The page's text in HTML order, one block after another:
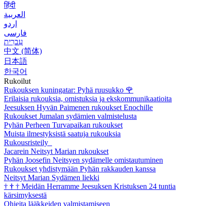
हिंदी
العربية
اردو
فارسی
עִברִית
中文 (简体)
日本語
한국어
Rukoilut
Rukouksen kuningatar: Pyhä ruusukko 🌹
Erilaisia rukouksia, omistuksia ja ekskommunikaatioita
Jeesuksen Hyvän Paimenen rukoukset Enochille
Rukoukset Jumalan sydämien valmistelusta
Pyhän Perheen Turvapaikan rukoukset
Muista ilmestyksistä saatuja rukouksia
Rukousristeily
Jacarein Neitsyt Marian rukoukset
Pyhän Joosefin Neitsyen sydämelle omistautuminen
Rukoukset yhdistymään Pyhän rakkauden kanssa
Neitsyt Marian Sydämen liekki
† † † Meidän Herramme Jeesuksen Kristuksen 24 tuntia
kärsimyksestä
Ohjeita lääkkeiden valmistamiseen